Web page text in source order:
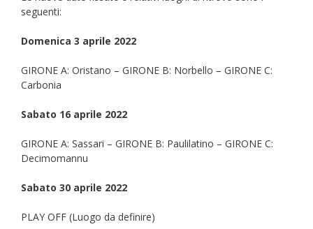
seguenti:
Domenica 3 aprile 2022
GIRONE A: Oristano – GIRONE B: Norbello – GIRONE C:
Carbonia
Sabato 16 aprile 2022
GIRONE A: Sassari – GIRONE B: Paulilatino – GIRONE C:
Decimomannu
Sabato 30 aprile 2022
PLAY OFF (Luogo da definire)